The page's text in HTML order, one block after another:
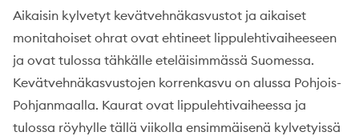
Aikaisin kylvetyt kevätvehnäkasvustot ja aikaiset
monitahoiset ohrat ovat ehtineet lippulehtivaiheeseen
ja ovat tulossa tähkälle eteläisimmässä Suomessa.
Kevätvehnäkasvustojen korrenkasvu on alussa Pohjois-
Pohjanmaalla. Kaurat ovat lippulehtivaiheessa ja
tulossa röyhylle tällä viikolla ensimmäisenä kylvetyissä